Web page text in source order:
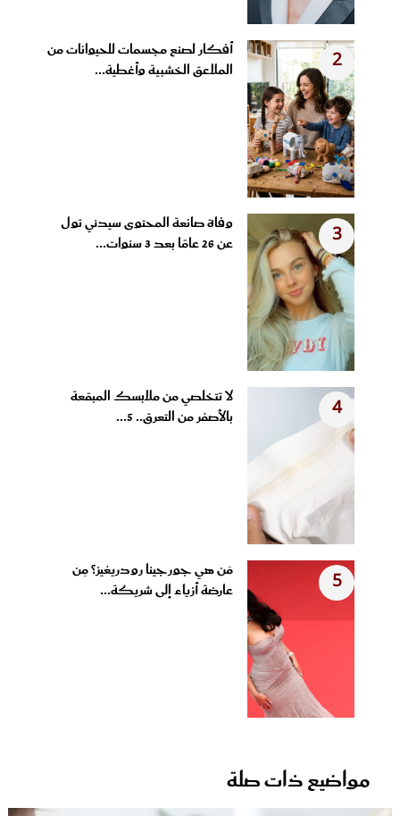
2
أفكار لصنع مجسمات للحيوانات من
الملاعق الخشبية وأغطية...
3
وفاة صانعة المحتوى سيدني تول
عن 26 عامًا بعد 3 سنوات...
4
لا تتخلصي من ملابسك المبقعة
بالأصفر من التعرق.. 5...
5
مَن هي جورجينا رودريغيز؟ مِن
عارضة أزياء إلى شريكة...
مواضيع ذات صلة